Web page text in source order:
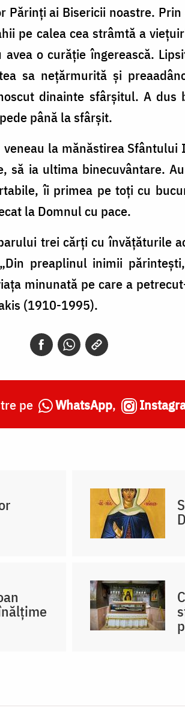
ai Bisericii noastre.
pe calea cea strâmtă a
o curăție îngerească.
sa nețărmurită și
dinainte sfârșitul. A dus
până la sfârșit.
la mănăstirea Sfântului
să ia ultima binecuvântare.
îi primea pe toți cu
la Domnul cu pace.
trei cărți cu învățăturile
preaplinul inimii
minunată pe care a
(1910-1995).
pe WhatsApp,